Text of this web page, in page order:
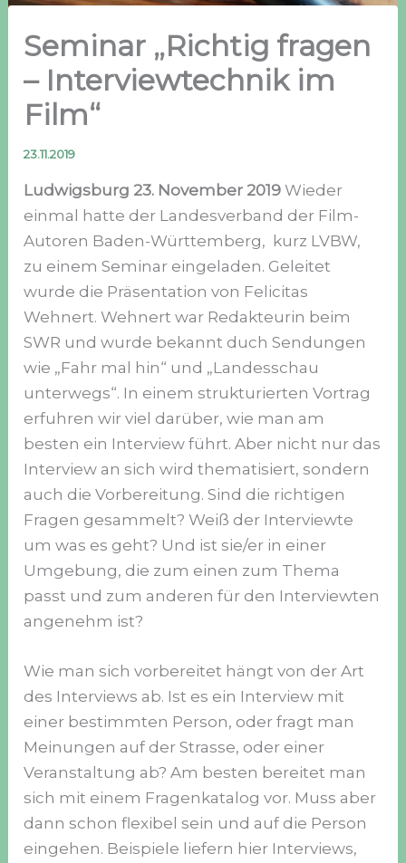
Seminar „Richtig fragen
– Interviewtechnik im
Film“
23.11.2019
Ludwigsburg 23. November 2019 Wieder
einmal hatte der Landesverband der Film-
Autoren Baden-Württemberg, kurz LVBW,
zu einem Seminar eingeladen. Geleitet
wurde die Präsentation von Felicitas
Wehnert. Wehnert war Redakteurin beim
SWR und wurde bekannt duch Sendungen
wie „Fahr mal hin“ und „Landesschau
unterwegs“. In einem strukturierten Vortrag
erfuhren wir viel darüber, wie man am
besten ein Interview führt. Aber nicht nur das
Interview an sich wird thematisiert, sondern
auch die Vorbereitung. Sind die richtigen
Fragen gesammelt? Weiß der Interviewte
um was es geht? Und ist sie/er in einer
Umgebung, die zum einen zum Thema
passt und zum anderen für den Interviewten
angenehm ist?
Wie man sich vorbereitet hängt von der Art
des Interviews ab. Ist es ein Interview mit
einer bestimmten Person, oder fragt man
Meinungen auf der Strasse, oder einer
Veranstaltung ab? Am besten bereitet man
sich mit einem Fragenkatalog vor. Muss aber
dann schon flexibel sein und auf die Person
eingehen. Beispiele liefern hier Interviews,